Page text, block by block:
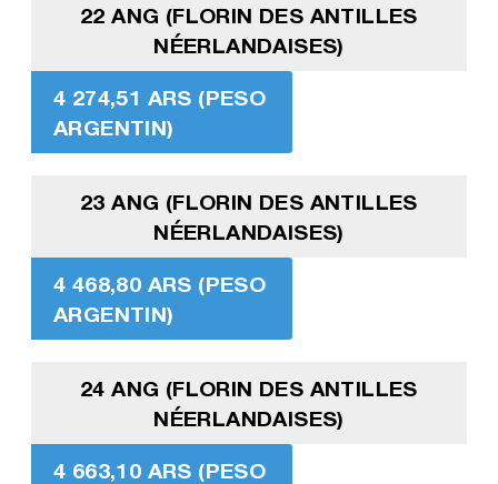
22 ANG (FLORIN DES ANTILLES
NÉERLANDAISES)
4 274,51 ARS (PESO
ARGENTIN)
23 ANG (FLORIN DES ANTILLES
NÉERLANDAISES)
4 468,80 ARS (PESO
ARGENTIN)
24 ANG (FLORIN DES ANTILLES
NÉERLANDAISES)
4 663,10 ARS (PESO